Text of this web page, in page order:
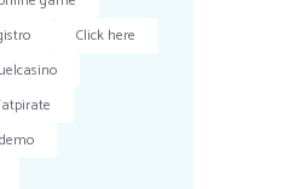
Click here